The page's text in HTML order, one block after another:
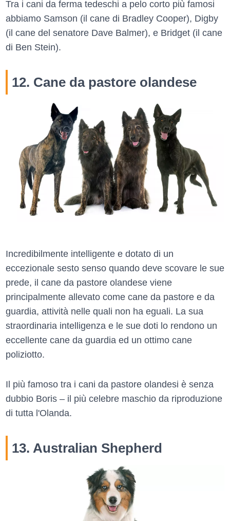
Tra i cani da ferma tedeschi a pelo corto più famosi
abbiamo Samson (il cane di Bradley Cooper), Digby
(il cane del senatore Dave Balmer), e Bridget (il cane
di Ben Stein).
12. Cane da pastore olandese
Incredibilmente intelligente e dotato di un
eccezionale sesto senso quando deve scovare le sue
prede, il cane da pastore olandese viene
principalmente allevato come cane da pastore e da
guardia, attività nelle quali non ha eguali. La sua
straordinaria intelligenza e le sue doti lo rendono un
eccellente cane da guardia ed un ottimo cane
poliziotto.
Il più famoso tra i cani da pastore olandesi è senza
dubbio Boris – il più celebre maschio da riproduzione
di tutta l'Olanda.
13. Australian Shepherd